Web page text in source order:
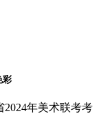
彩
2024年美术联考考